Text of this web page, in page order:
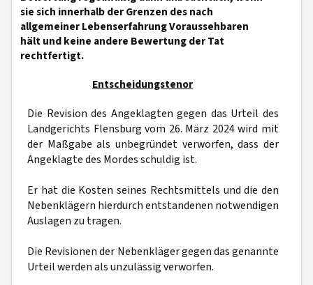
sie sich innerhalb der Grenzen des nach
allgemeiner Lebenserfahrung Voraussehbaren
hält und keine andere Bewertung der Tat
rechtfertigt.
Entscheidungstenor
Die Revision des Angeklagten gegen das Urteil des
Landgerichts Flensburg vom 26. März 2024 wird mit
der Maßgabe als unbegründet verworfen, dass der
Angeklagte des Mordes schuldig ist.
Er hat die Kosten seines Rechtsmittels und die den
Nebenklägern hierdurch entstandenen notwendigen
Auslagen zu tragen.
Die Revisionen der Nebenkläger gegen das genannte
Urteil werden als unzulässig verworfen.